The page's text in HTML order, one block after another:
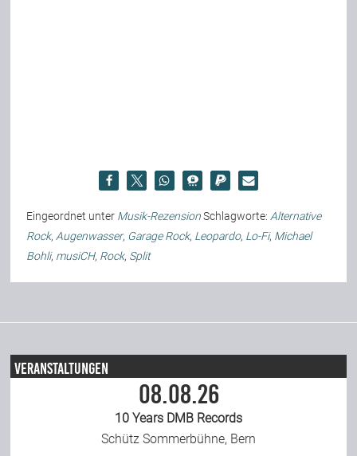
Eingeordnet unter Musik-Rezension Schlagworte:Alternative
Rock,Augenwasser, Garage Rock, Leopardo, Lo-Fi, Michael
Bohli, musiCH, Rock, Split
Veranstaltungen
08.08.26
10 Years DMB Records
Schütz Sommerbühne, Bern